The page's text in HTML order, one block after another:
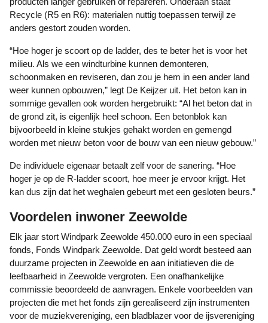
Recycle (R5 en R6): materialen nuttig toepassen terwijl ze
anders gestort zouden worden.
“Hoe hoger je scoort op de ladder, des te beter het is voor het
milieu. Als we een windturbine kunnen demonteren,
schoonmaken en reviseren, dan zou je hem in een ander land
weer kunnen opbouwen,” legt De Keijzer uit. Het beton kan in
sommige gevallen ook worden hergebruikt: “Al het beton dat in
de grond zit, is eigenlijk heel schoon. Een betonblok kan
bijvoorbeeld in kleine stukjes gehakt worden en gemengd
worden met nieuw beton voor de bouw van een nieuw gebouw.”
De individuele eigenaar betaalt zelf voor de sanering. “Hoe
hoger je op de R-ladder scoort, hoe meer je ervoor krijgt. Het
kan dus zijn dat het weghalen gebeurt met een gesloten beurs.”
Voordelen inwoner Zeewolde
Elk jaar stort Windpark Zeewolde 450.000 euro in een speciaal
fonds, Fonds Windpark Zeewolde. Dat geld wordt besteed aan
duurzame projecten in Zeewolde en aan initiatieven die de
leefbaarheid in Zeewolde vergroten. Een onafhankelijke
commissie beoordeeld de aanvragen. Enkele voorbeelden van
projecten die met het fonds zijn gerealiseerd zijn instrumenten
voor de muziekvereniging, een bladblazer voor de ijsvereniging